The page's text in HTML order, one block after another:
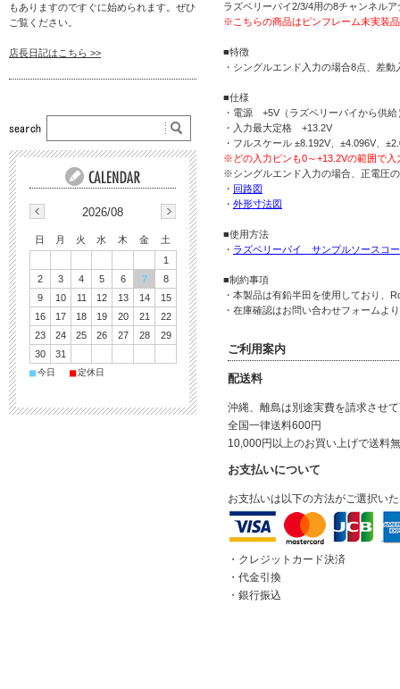
ラズベリーパイ2/3/4用の8チャンネル
※こちらの商品はピンフレーム未実装
■特徴
・シングルエンド入力の場合8点、差
■仕様
・電源 +5V（ラズベリーパイから供給
・入力最大定格 +13.2V
・フルスケール ±8.192V、±4.096V、
※どの入力ピンも0～+13.2Vの範囲で
※シングルエンド入力の場合、正電圧
・ 回路図
・ 外形寸法図
■使用方法
・ ラズベリーパイ サンプルソースコ
■制約事項
・本製品は有鉛半田を使用しており、
・在庫確認はお問い合わせフォームよ
ご利用案内
配送料
沖縄、離島は別途実費を請求させ
全国一律送料600円
10,000円以上のお買い上げで送料
お支払いについて
お支払いは以下の方法がご選択い
・クレジットカード決済
・代金引換
・銀行振込
もありますのですぐに始められます。ぜひ
ご覧ください。
店長日記はこちら >>
2026/08
日 月 火 水 木 金
土
1
2
3 4 5 6 7
8
9
10 11 12 13 14
15
16
17 18 19 20 21
22
23
24 25 26 27 28
29
30
31
■今日 ■定休日